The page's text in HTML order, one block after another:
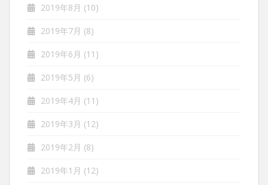
2019年8月 (10)
2019年7月 (8)
2019年6月 (11)
2019年5月 (6)
2019年4月 (11)
2019年3月 (12)
2019年2月 (8)
2019年1月 (12)